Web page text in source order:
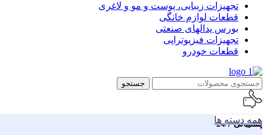
تجهیزات زیبایی، پوست و مو و لاغری
قطعات لوازم خانگی
بورس پدالهای صنعتی
تجهیزات فیزیوتراپی
قطعات خودرو
جستجو
پشتیبانی 24/7
همه دسته ها